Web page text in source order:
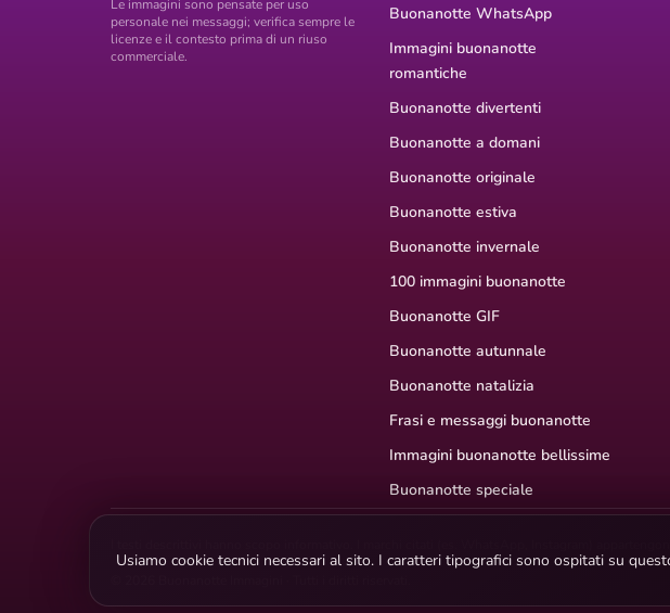
Le immagini sono pensate per uso
personale nei messaggi; verifica sempre le
licenze e il contesto prima di un riuso
commerciale.
Buonanotte WhatsApp
Immagini buonanotte
romantiche
Buonanotte divertenti
Buonanotte a domani
Buonanotte originale
Buonanotte estiva
Buonanotte invernale
100 immagini buonanotte
Buonanotte GIF
Buonanotte autunnale
Buonanotte natalizia
Frasi e messaggi buonanotte
Immagini buonanotte bellissime
Buonanotte speciale
Usiamo cookie tecnici necessari al sito. I caratteri tipografici sono ospitati su